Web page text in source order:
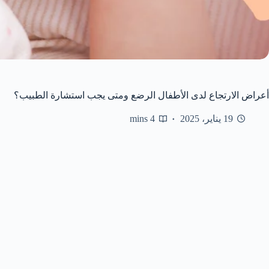
أعراض الارتجاع لدى الأطفال الرضع ومتى يجب استشارة الطبيب؟
19 يناير، 2025 4 mins